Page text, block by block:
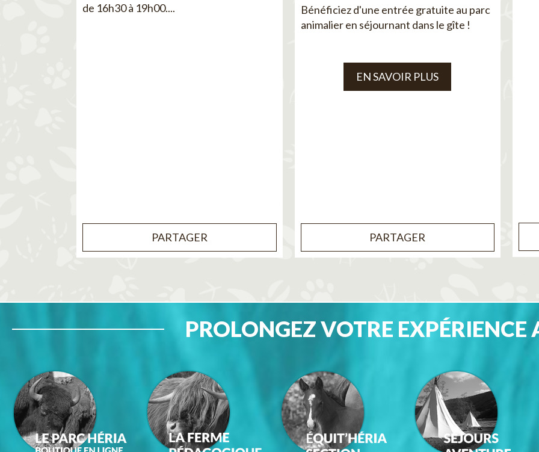
de 16h30 à 19h00....
PARTAGER
Bénéficiez d'une entrée gratuite au parc
animalier en séjournant dans le gîte !
EN SAVOIR PLUS
PARTAGER
PROLONGEZ VOTRE EXPÉRIENCE